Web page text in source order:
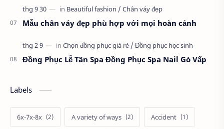
Mẫu chân váy đẹp phù hợp với mọi hoàn cảnh
Đồng Phục Lễ Tân Spa Đồng Phục Spa Nail Gò Vấp
Labels
6x-7x-8x A variety of ways Accident